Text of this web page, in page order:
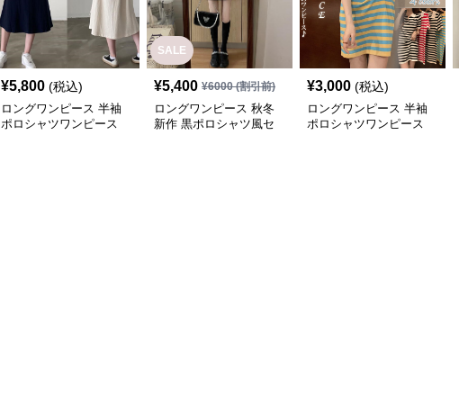
¥5,800 (税込)
ロングワンピース 半袖
ポロシャツワンピース
SALE
¥5,400 ¥6000(割引前)
ロングワンピース 秋冬
新作 黒ポロシャツ風セ
¥3,000 (税込)
ロングワンピース 半袖
ポロシャツワンピース